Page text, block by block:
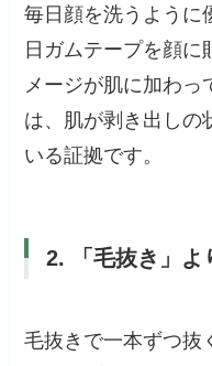
毎日顔を洗うように
日ガムテープを顔
メージが肌に加わっ
は、肌が剥き出しの
いる証拠です。
2. 「毛抜き」よ
毛抜きで一本ずつ抜